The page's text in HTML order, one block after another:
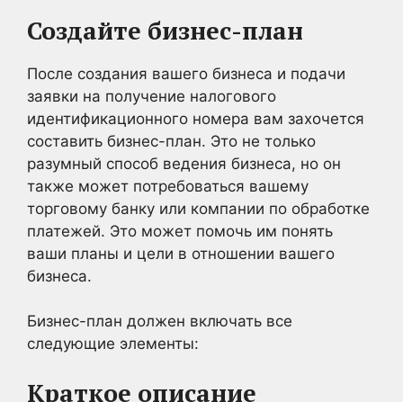
Создайте бизнес-план
После создания вашего бизнеса и подачи
заявки на получение налогового
идентификационного номера вам захочется
составить бизнес-план. Это не только
разумный способ ведения бизнеса, но он
также может потребоваться вашему
торговому банку или компании по обработке
платежей. Это может помочь им понять
ваши планы и цели в отношении вашего
бизнеса.
Бизнес-план должен включать все
следующие элементы:
Краткое описание